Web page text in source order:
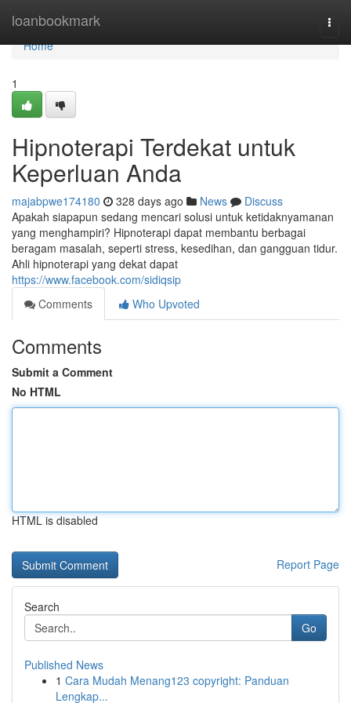
loanbookmark
Home
Home
1
Hipnoterapi Terdekat untuk
Keperluan Anda
majabpwe174180 328 days ago News
Discuss
Apakah siapapun sedang mencari solusi untuk ketidaknyamanan
yang menghampiri? Hipnoterapi dapat membantu berbagai
beragam masalah, seperti stress, kesedihan, dan gangguan tidur.
Ahli hipnoterapi yang dekat dapat
https://www.facebook.com/sidiqsip
Comments
Who Upvoted
Comments
Submit a Comment
No HTML
HTML is disabled
Report Page
Search
Go
Published News
1 Cara Mudah Menang123 copyright: Panduan
Lengkap...